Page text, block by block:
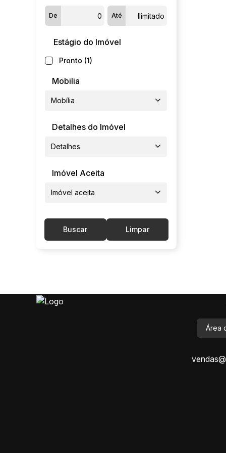
De Até
Estágio do Imóvel
Pronto (1)
Mobilia
Mobília
Detalhes do Imóvel
Detalhes
Imóvel Aceita
Imóvel aceita
Buscar Limpar
Área